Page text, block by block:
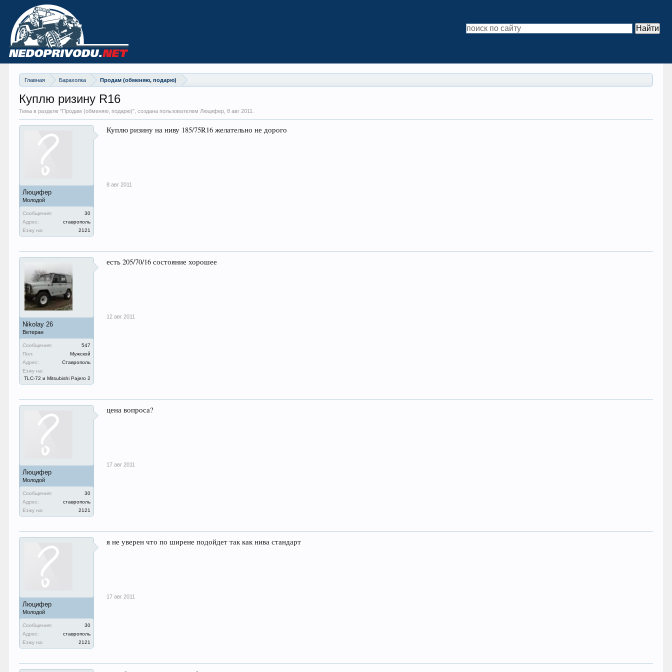
Главная Барахолка Продам (обменяю, подарю)
Куплю ризину R16
Тема в разделе "Продам (обменяю, подарю)", создана пользователем Люцифер,8 авг 2011
Люцифер
Молодой
Сообщения:
30
Адрес:
ставрополь
Езжу на:
2121
Куплю ризину на ниву 185/75R16 желательно не дорого
8 авг 2011
Nikolay 26
Ветеран
Сообщения:
547
Пол:
Мужской
Адрес:
Ставрополь
Езжу на:
TLC-72 и Mitsubishi Pajero 2
есть 205/70/16 состояние хорошее
12 авг 2011
Люцифер
Молодой
Сообщения:
30
Адрес:
ставрополь
Езжу на:
2121
цена вопроса?
17 авг 2011
Люцифер
Молодой
Сообщения:
30
Адрес:
ставрополь
Езжу на:
2121
я не уверен что по ширене подойдет так как нива стандарт
17 авг 2011